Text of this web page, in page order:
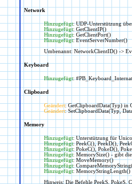
Network
Hinzugefügt: UDP-Unterstützung
Hinzugefügt: GetClientIP()
Hinzugefügt: GetClientPort()
Hinzugefügt: EventServerNumber()
Umbenannt: NetworkClientID() ->
Keyboard
Hinzugefügt:
Clipboard
Geändert: GetClipboardData(Typ) in
Geändert: SetClipboardData(Typ,
Memory
Hinzugefügt: Unterstützung für
Hinzugefügt: PeekC(), PeekD(),
Hinzugefügt: PokeC(), PokeD(),
Hinzugefügt: MemorySize() - gibt
Hinzugefügt: MoveMemory()
Hinzugefügt:
Hinzugefügt: MemoryStringLength()
Hinweis: Die Befehle PeekS, PokeS,